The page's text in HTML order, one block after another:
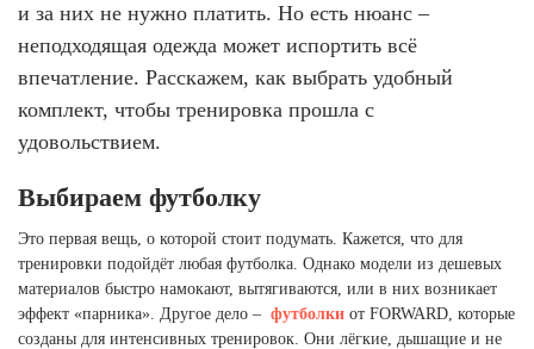
Ханты-Мансийский автономный округ (3)
Челябинская область (2)
Ямало-Ненецкий автономный округ (1)
и за них не нужно платить. Но есть нюанс –
неподходящая одежда может испортить всё
впечатление. Расскажем, как выбрать удобный
комплект, чтобы тренировка прошла с
удовольствием.
Выбираем футболку
Это первая вещь, о которой стоит подумать. Кажется, что для
тренировки подойдёт любая футболка. Однако модели из дешевых
материалов быстро намокают, вытягиваются, или в них возникает
эффект «парника». Другое дело – футболки от FORWARD, которые
созданы для интенсивных тренировок. Они лёгкие, дышащие и не